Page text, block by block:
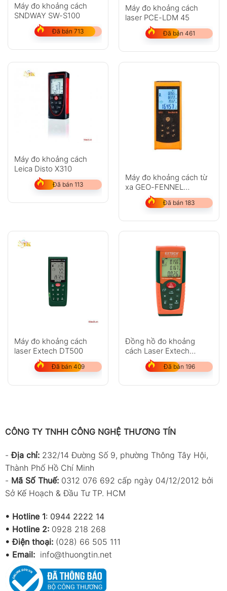
Máy đo khoảng cách
SNDWAY SW-S100
Đã bán 713
Máy đo khoảng cách
laser PCE-LDM 45
Đã bán 461
Máy đo khoảng cách
Leica Disto X310
Đã bán 113
Máy đo khoảng cách từ
xa GEO-FENNEL
GeoDist 40
Đã bán 183
Máy đo khoảng cách
laser Extech DT500
Đã bán 409
Đồng hồ đo khoảng
cách Laser Extech
DT300
Đã bán 196
CÔNG TY TNHH CÔNG NGHỆ THƯƠNG TÍN
-Địa chỉ: 232/14 Đường Số 9, phường Thông Tây Hội,
Thành Phố Hồ Chí Minh
- Mã Số Thuế: 0312 076 692 cấp ngày 04/12/2012 bởi
Sở Kế Hoạch & Đầu Tư TP. HCM
• Hotline 1: 0944 2222 14
• Hotline 2: 0928 218 268
• Điện thoại: (028) 66 505 111
• Email: info@thuongtin.net